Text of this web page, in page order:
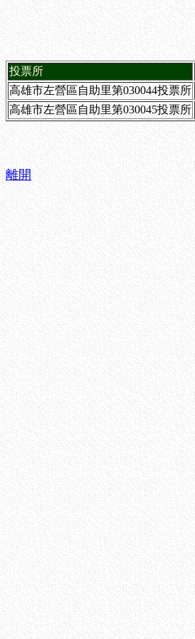
投票所
高雄市左營區自助里第030044投票所
高雄市左營區自助里第030045投票所
離開